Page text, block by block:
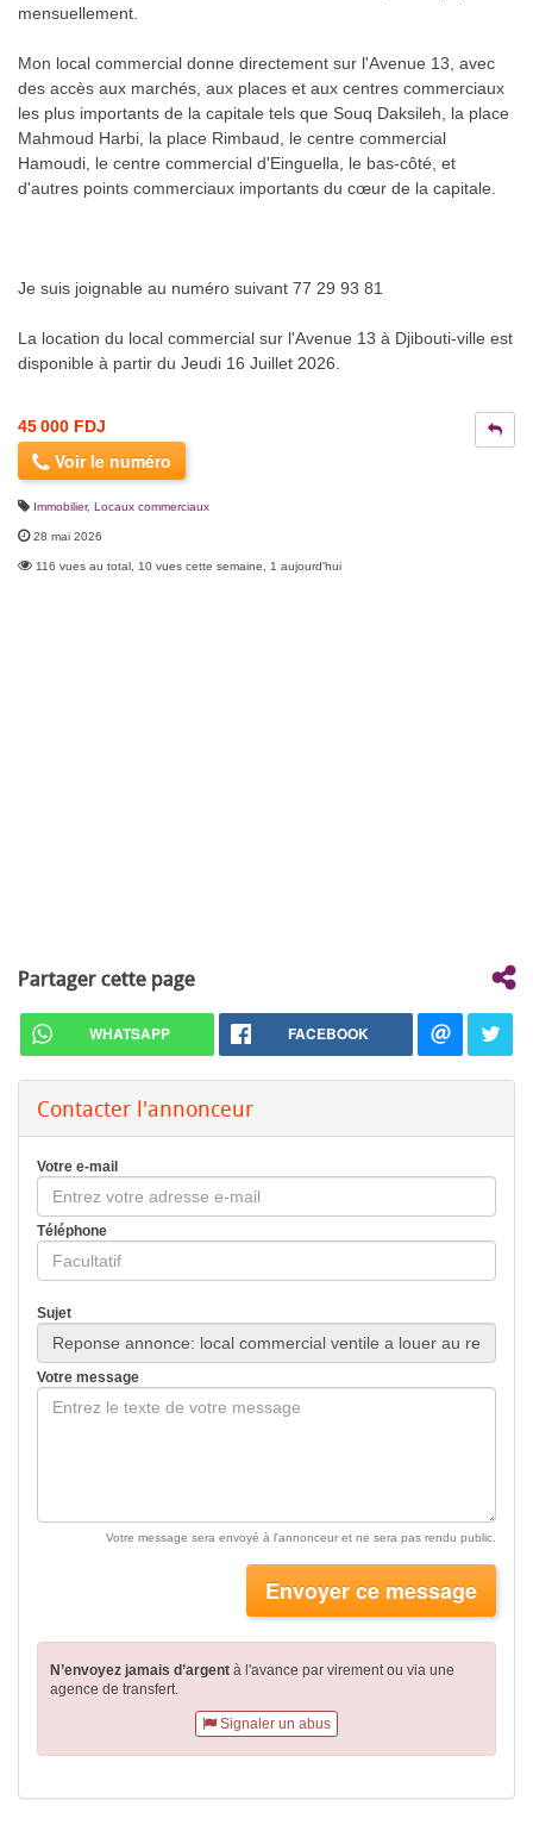
mensuellement.
Mon local commercial donne directement sur l'Avenue 13, avec
des accès aux marchés, aux places et aux centres commerciaux
les plus importants de la capitale tels que Souq Daksileh, la place
Mahmoud Harbi, la place Rimbaud, le centre commercial
Hamoudi, le centre commercial d'Einguella, le bas-côté, et
d'autres points commerciaux importants du cœur de la capitale.
Je suis joignable au numéro suivant 77 29 93 81
La location du local commercial sur l'Avenue 13 à Djibouti-ville est
disponible à partir du Jeudi 16 Juillet 2026.
45 000 FDJ
Voir le numéro
Immobilier, Locaux commerciaux
28 mai 2026
116 vues au total, 10 vues cette semaine, 1 aujourd'hui
Partager cette page
WHATSAPP FACEBOOK
Contacter l'annonceur
Votre e-mail
Téléphone
Sujet
Votre message
Votre message sera envoyé à l'annonceur et ne sera pas rendu public.
Envoyer ce message
N’envoyez jamais d’argent à l'avance par virementou via une
agence de transfert.
Signaler un abus